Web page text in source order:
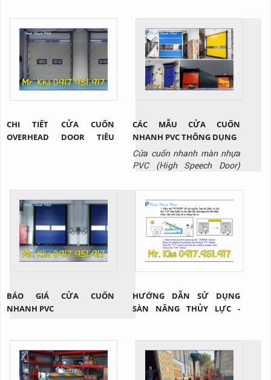
hàng trong hệ thống kho
vận
CHI TIẾT CỬA CUỐN
OVERHEAD DOOR TIÊU
CÁC MẪU CỬA CUỐN
NHANH PVC THÔNG DỤNG
Cửa cuốn nhanh màn nhựa
PVC (High Speech Door)
năng nổi bật như: giảm thất
thoát nhiệt, hạn chế bụi bẩn,
mùi hôi, côn trùng xâm nhập
trong quá trình di chuyển
hàng hóa giữa các khu vực
mà còn đa dạng nhiều mẫu
mã và chủng loại nhằm đáp
ứng tối...
BÁO GIÁ CỬA CUỐN
NHANH PVC
HƯỚNG DẪN SỬ DỤNG
SÀN NÂNG THỦY LỰC -